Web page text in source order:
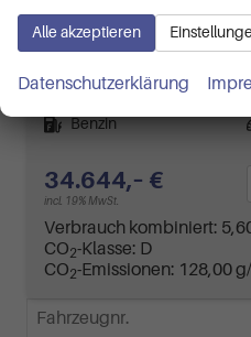
unverbindliche Lieferzeit:4 Monate
63499
Benzin
34.644,– €
incl. 19% MwSt.
Verbrauch kombiniert:
CO2-Klasse: D
CO2-Emissionen: 128,00
Fahrzeugnr.
Alle akzeptieren
Datenschutzerklärung